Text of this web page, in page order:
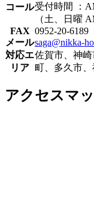
コール受付時間 ：
（土、日曜
FAX 0952-20-6189
メールsaga@nikka-
対応エ
リア
佐賀市、神
町、多久市、
アクセスマ